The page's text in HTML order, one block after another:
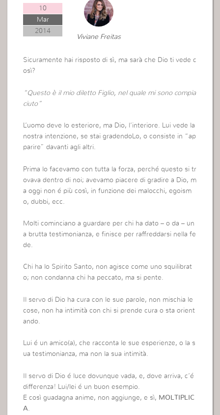
10
Mar
2014
Viviane Freitas
Sicuramente hai risposto di sì, ma sarà che Dio ti vede c
osì?
“Questo è il mio diletto Figlio, nel quale mi sono compia
ciuto”
L’uomo deve lo esteriore, ma Dio, l’interiore. Lui vede la
nostra intenzione, se stai gradendoLo, o consiste in “ap
parire” davanti agli altri.
Prima lo facevamo con tutta la forza, perché questo si tr
ovava dentro di noi; avevamo piacere di gradire a Dio, m
a oggi non é più così, in funzione dei malocchi, egoism
o, dubbi, ecc.
Molti cominciano a guardare per chi ha dato – o da – un
a brutta testimonianza, e finisce per raffreddarsi nella fe
de.
Chi ha lo Spirito Santo, non agisce come uno squilibrat
o; non condanna chi ha peccato, ma si pente.
Il servo di Dio ha cura con le sue parole, non mischia le
cose, non ha intimità con chi si prende cura o sta orient
ando.
Lui é un amico(a), che racconta le sue esperienze, o la s
ua testimonianza, ma non la sua intimità.
Il servo di Dio é luce dovunque vada, e, dove arriva, c’é
differenza! Lui/lei é un buon esempio.
E così guadagna anime, non aggiunge, e sì, MOLTIPLIC
A